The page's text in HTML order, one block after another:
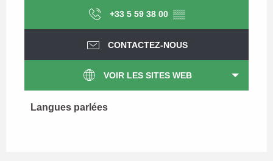
+33 5 59 38 00 ▒▒
CONTACTEZ-NOUS
VOIR LES SITES WEB
Langues parlées
Langues parlées